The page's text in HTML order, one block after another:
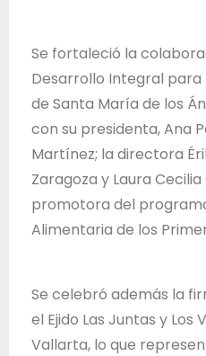
l
s
t
Se fortaleció la
Desarrollo Integral para
de Santa María de los
con su presidenta, Ana
Martínez; la directora
Zaragoza y Laura
promotora del
Alimentaria de los
Se celebró además la
el Ejido Las Juntas y Los
Vallarta, lo que